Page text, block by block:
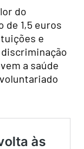
do
de 1,5 euros
e
a saúde